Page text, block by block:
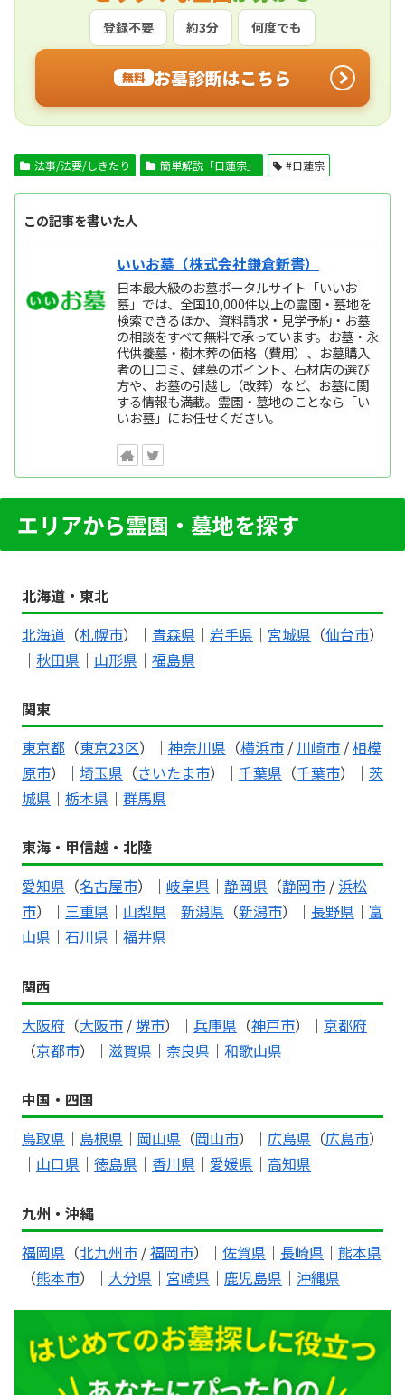
登録不要 約3分 何度でも
無料 お墓診断はこちら
法事/法要/しきたり 簡単解説「日蓮宗」 #日蓮宗
この記事を書いた人
いいお墓（株式会社鎌倉新書）
日本最大級のお墓ポータルサイト「いいお
墓」では、全国10,000件以上の霊園・墓地を
検索できるほか、資料請求・見学予約・お墓
の相談をすべて無料で承っています。お墓・永
代供養墓・樹木葬の価格（費用）、お墓購入
者の口コミ、建墓のポイント、石材店の選び
方や、お墓の引越し（改葬）など、お墓に関
する情報も満載。霊園・墓地のことなら「い
いお墓」にお任せください。
エリアから霊園・墓地を探す
北海道・東北
北海道 （札幌市）｜ 青森県 ｜ 岩手県 ｜ 宮城県 （仙台市）
｜ 秋田県 ｜ 山形県 ｜ 福島県
関東
東京都 （東京23区）｜ 神奈川県 （横浜市 / 川崎市 /相模
原市）｜ 埼玉県 （さいたま市）｜ 千葉県 （千葉市）｜ 茨
城県 ｜ 栃木県 ｜ 群馬県
東海・甲信越・北陸
愛知県 （名古屋市）｜ 岐阜県 ｜ 静岡県 （静岡市 / 浜松
市）｜ 三重県 ｜ 山梨県 ｜ 新潟県 （新潟市）｜ 長野県 ｜ 富
山県 ｜ 石川県 ｜ 福井県
関西
大阪府 （大阪市 / 堺市）｜ 兵庫県 （神戸市）｜ 京都府
（京都市）｜ 滋賀県 ｜ 奈良県 ｜ 和歌山県
中国・四国
鳥取県 ｜ 島根県 ｜ 岡山県 （岡山市）｜ 広島県 （広島市）
｜ 山口県 ｜ 徳島県 ｜ 香川県 ｜ 愛媛県 ｜ 高知県
九州・沖縄
福岡県 （北九州市 /福岡市）｜ 佐賀県 ｜ 長崎県 ｜ 熊本県
（熊本市）｜ 大分県 ｜ 宮崎県 ｜ 鹿児島県 ｜ 沖縄県